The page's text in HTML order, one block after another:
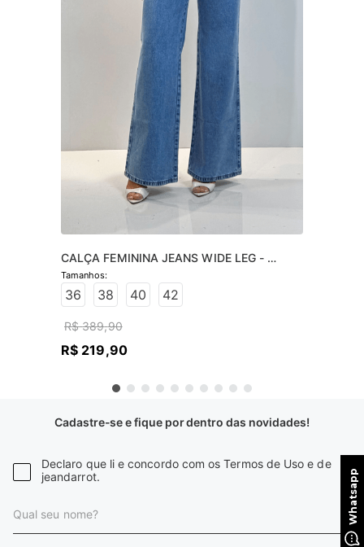
CALÇA FEMININA JEANS WIDE LEG -
JEANS CLARO
36 38 40 42
R$ 389,90
R$ 219,90
Cadastre-se e fique por dentro das novidades!
Declaro que li e concordo com os Termos de Uso e de
jeandarrot.